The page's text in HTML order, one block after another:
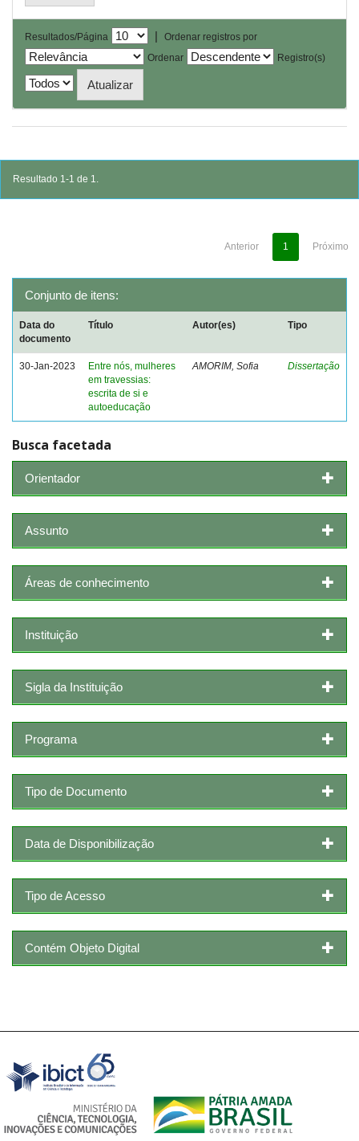
Resultados/Página |
Ordenar registros por
Ordenar
Registro(s)
Resultado 1-1 de 1.
Anterior 1 Próximo
Conjunto de itens:
Data do
documento
Título Autor(es) Tipo
30-Jan-2023
Entre nós, mulheres
em travessias:
escrita de si e
autoeducação
AMORIM, Sofia Dissertação
Busca facetada
Orientador
Assunto
Áreas de conhecimento
Instituição
Sigla da Instituição
Programa
Tipo de Documento
Data de Disponibilização
Tipo de Acesso
Contém Objeto Digital